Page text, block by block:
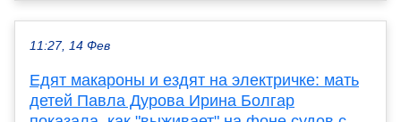
11:27, 14 Фев
Едят макароны и ездят на электричке: мать
детей Павла Дурова Ирина Болгар